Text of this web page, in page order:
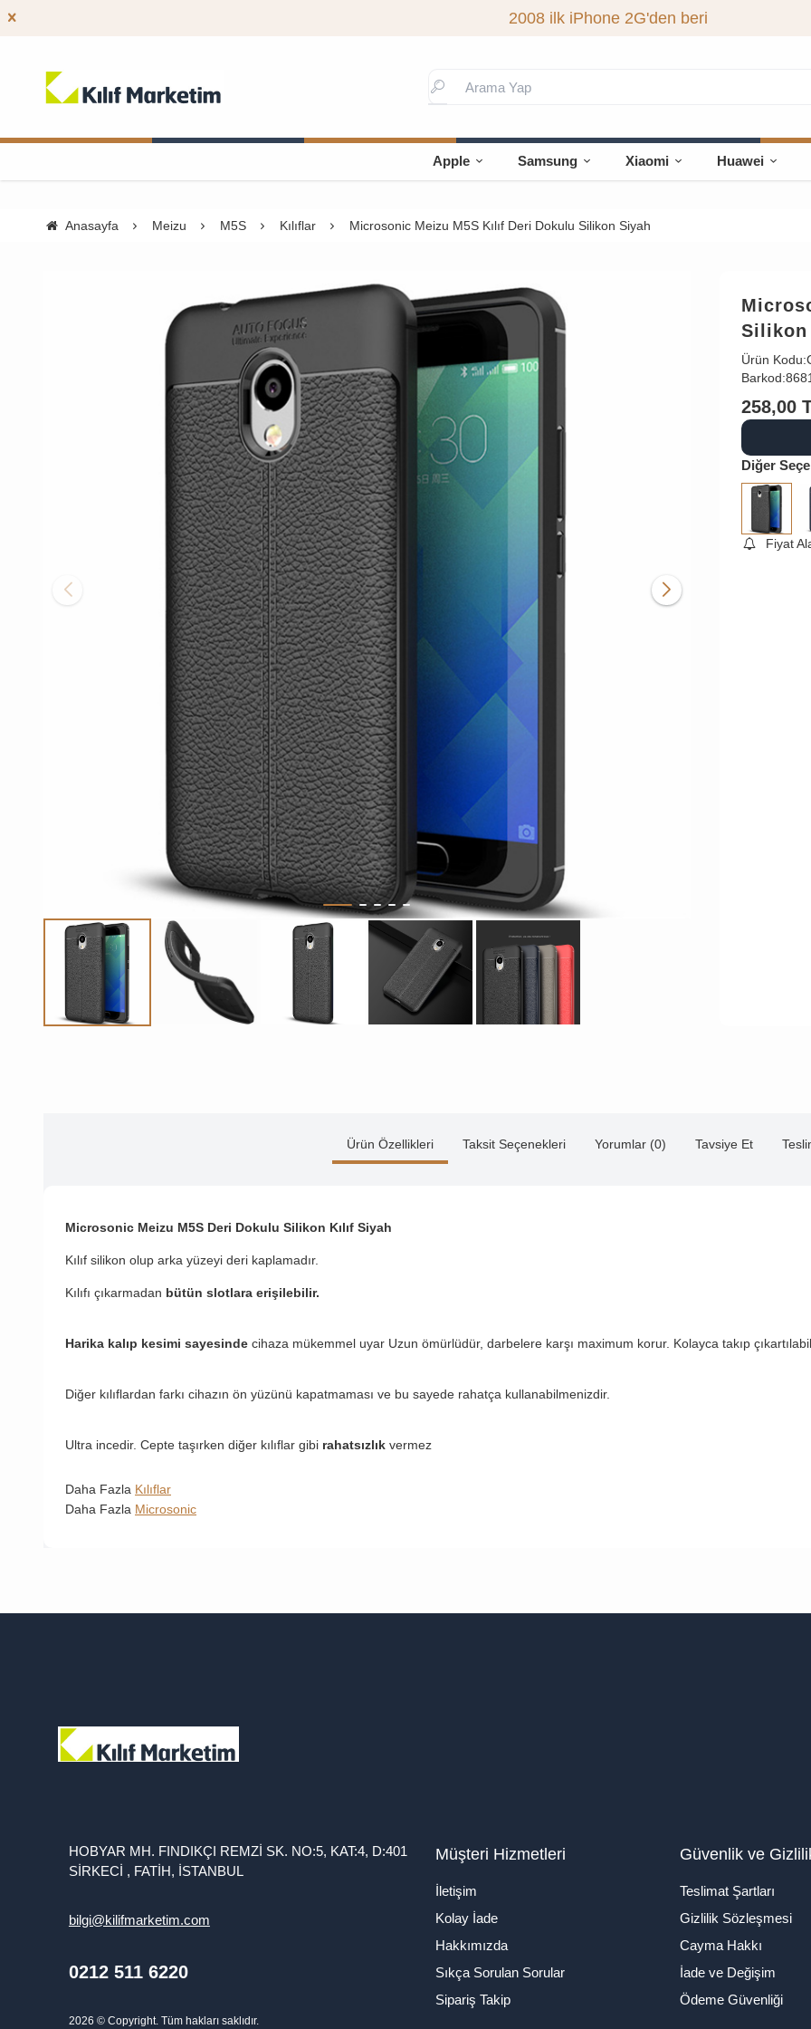
2008 ilk iPhone 2G'den beri
Apple Samsung Xiaomi Huawei
Anasayfa Meizu M5S Kılıflar Microsonic Meizu M5S Kılıf Deri Dokulu Silikon Siyah
Silikon
Ürün Kodu:
Barkod:
258,00
Diğer
Fiyat
Ürün Özellikleri Taksit Seçenekleri Yorumlar (0) Tavsiye Et
Microsonic Meizu M5S Deri Dokulu Silikon Kılıf Siyah
Kılıf silikon olup arka yüzeyi deri kaplamadır.
Kılıfı çıkarmadan bütün slotlara erişilebilir.
Harika kalıp kesimi sayesinde cihaza mükemmel uyar Uzun ömürlüdür, darbelere karşı maximum korur. Kolayca takıp
Diğer kılıflardan farkı cihazın ön yüzünü kapatmaması ve bu sayede rahatça kullanabilmenizdir.
Ultra incedir. Cepte taşırken diğer kılıflar gibi rahatsızlık vermez
Daha Fazla Kılıflar
Daha Fazla Microsonic
HOBYAR MH. FINDIKÇI REMZİ SK. NO:5, KAT:4, D:401
SİRKECİ , FATİH, İSTANBUL
bilgi@kilifmarketim.com
0212 511 6220
2026 © Copyright. Tüm hakları saklıdır.
Müşteri Hizmetleri
İletişim
Kolay İade
Hakkımızda
Sıkça Sorulan Sorular
Sipariş Takip
Güvenlik ve
Teslimat Şartları
Gizlilik Sözleşmesi
Cayma Hakkı
İade ve Değişim
Ödeme Güvenliği